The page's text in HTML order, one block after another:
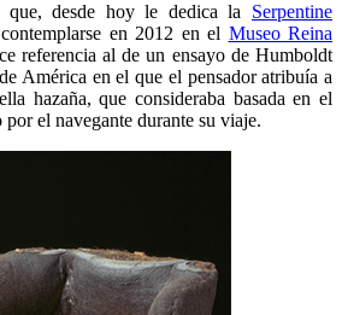
desde hoy le dedica la Serpentine
en 2012 en el Museo Reina
referencia al de un ensayo de Humboldt
América en el que el pensador atribuía a
hazaña, que consideraba basada en el
el navegante durante su viaje.